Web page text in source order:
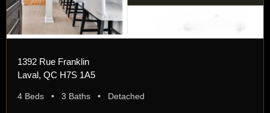
1392 Rue Franklin
Laval, QC H7S 1A5
4 Beds • 3 Baths • Detached